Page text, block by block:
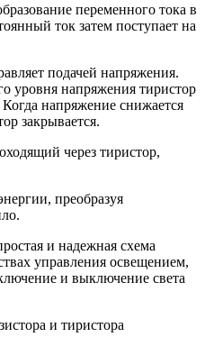
переменного тока в
ток затем поступает на
подачей напряжения.
уровня напряжения тиристор
напряжение снижается
закрывается.
через тиристор,
преобразуя
и надежная схема
управления освещением,
и выключение света
и тиристора